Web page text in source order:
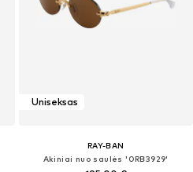
Uniseksas
RAY-BAN
Akiniai nuo saulės '0RB3929'